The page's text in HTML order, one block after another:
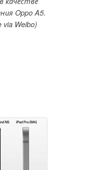
Oppo A5.
Weibo)